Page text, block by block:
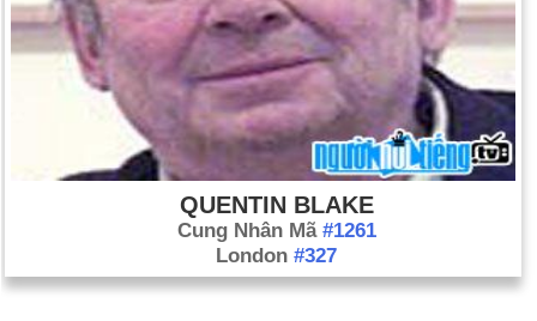
QUENTIN BLAKE
Cung Nhân Mã #1261
London #327